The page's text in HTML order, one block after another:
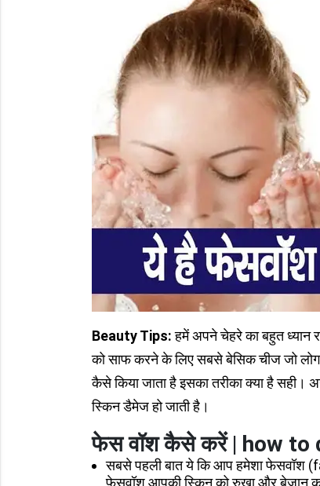
Beauty Tips:हमें अपने चेहरे का बहुत ध्यान
को साफ करने के लिए सबसे बेसिक चीज जो
कैसे किया जाता है इसका तरीका क्या है सही।
स्किन डैमेज हो जाती है।
फेस वॉश कैसे करें | how to
सबसे पहली बात ये कि आप हमेशा फेसवॉश
फेसवॉश आपकी स्किन को रुखा और बेजान